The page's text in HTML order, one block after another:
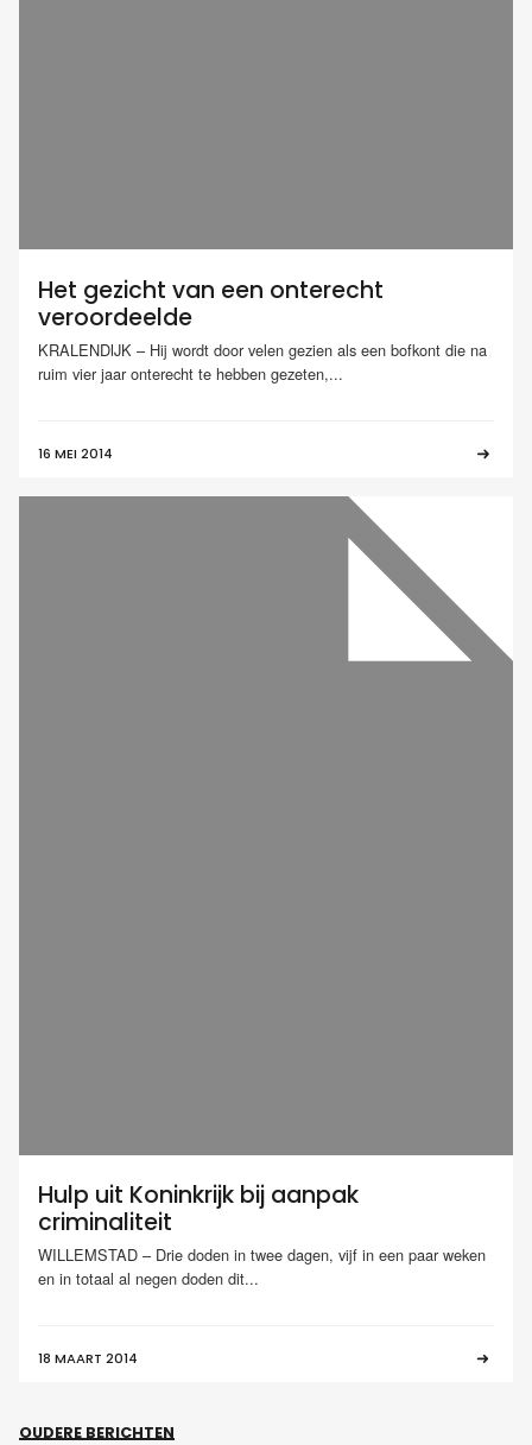
Het gezicht van een onterecht
veroordeelde
KRALENDIJK – Hij wordt door velen gezien als een bofkont die na
ruim vier jaar onterecht te hebben gezeten,...
16 MEI 2014
Hulp uit Koninkrijk bij aanpak
criminaliteit
WILLEMSTAD – Drie doden in twee dagen, vijf in een paar weken
en in totaal al negen doden dit...
18 MAART 2014
OUDERE BERICHTEN